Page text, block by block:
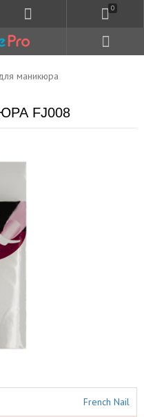
0
маникюра
FJ008
French Nail